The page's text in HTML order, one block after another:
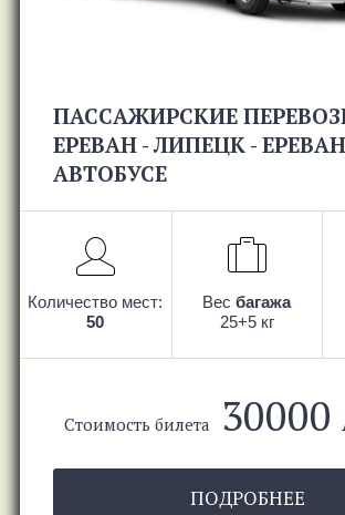
ПАССАЖИРСКИЕ
ЕРЕВАН - ЛИПЕЦК -
АВТОБУСЕ
Количество мест:
50
Весбагажа
25+5 кг
Стоимость билета 30000
ПОДРОБНЕЕ